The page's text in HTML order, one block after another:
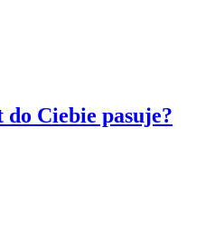
Ciebie pasuje?